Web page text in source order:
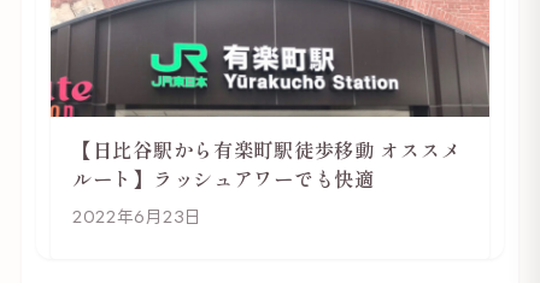
【日比谷駅から有楽町駅徒歩移動 オススメ
ルート】ラッシュアワーでも快適
2022年6月23日